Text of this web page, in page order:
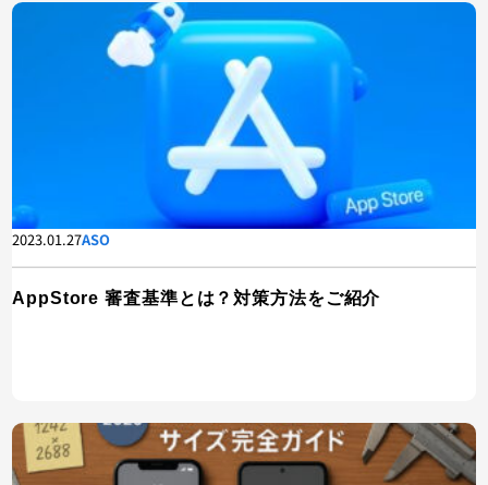
2023.01.27ASO
AppStore 審査基準とは？対策方法をご紹介